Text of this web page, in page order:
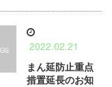
2022.02.21
まん延防止重点
措置延長のお知